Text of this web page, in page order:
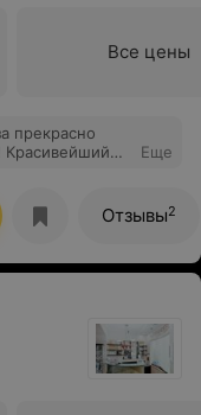
Все цены
прекрасно
Красивейший
в подарок
плюс и
Также
Еще
Отзывы2